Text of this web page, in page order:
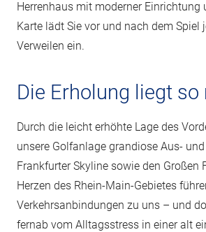
Herrenhaus mit moderner Einrichtung
Karte lädt Sie vor und nach dem Spiel
Verweilen ein.
Die Erholung liegt so
Durch die leicht erhöhte Lage des
unsere Golfanlage grandiose Aus-
Frankfurter Skyline sowie den Großen
Herzen des Rhein-Main-Gebietes
Verkehrsanbindungen zu uns – und
fernab vom Alltagsstress in einer alt